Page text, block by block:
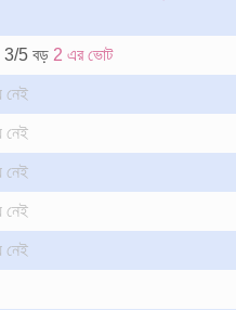
3/5 বড় 2 এর ভোট
নেই
নেই
নেই
নেই
নেই